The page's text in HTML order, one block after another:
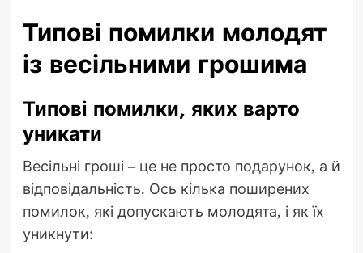
Типові помилки молодят
із весільними грошима
Типові помилки, яких варто
уникати
Весільні гроші – це не просто подарунок, а й
відповідальність. Ось кілька поширених
помилок, які допускають молодята, і як їх
уникнути: